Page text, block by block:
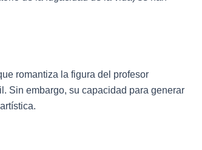
romantiza la figura del profesor
Sin embargo, su capacidad para generar